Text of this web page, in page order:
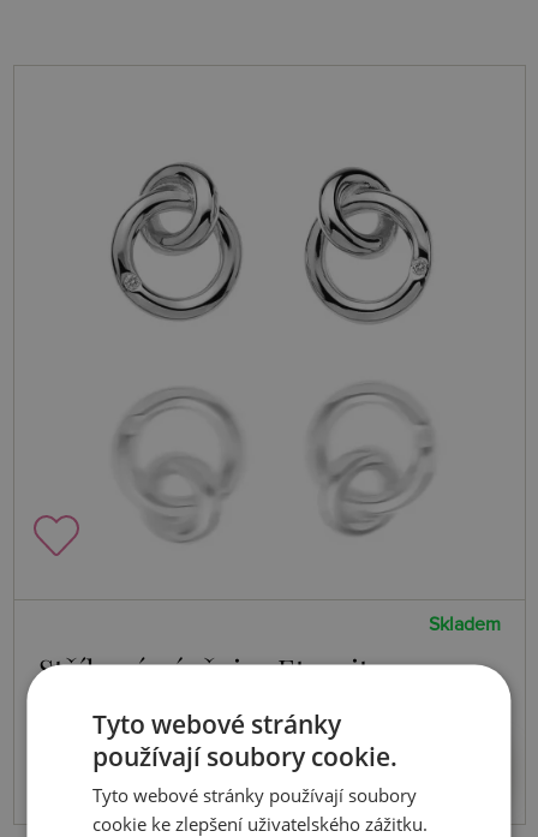
Skladem
Stříbrné náušnice Eternity
Interlocking Silver Stud DE308
2659 Kč
Koupit
Tyto webové stránky
používají soubory cookie.
Tyto webové stránky používají soubory
cookie ke zlepšení uživatelského zážitku.